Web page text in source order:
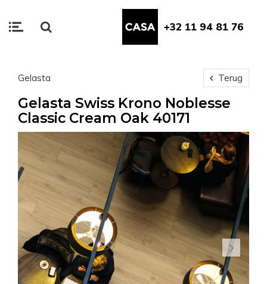
+32 11 94 81 76
Gelasta Terug
Gelasta Swiss Krono Noblesse
Classic Cream Oak 40171